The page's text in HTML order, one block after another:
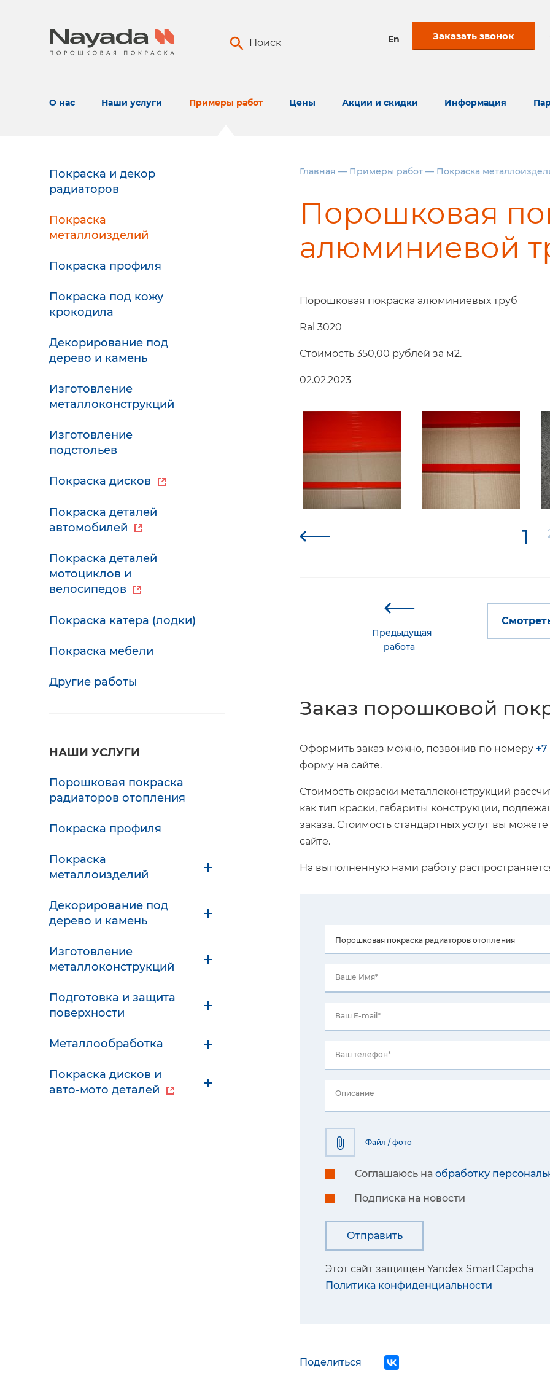
Поиск En Заказать звонок
О нас Наши услуги Примеры работ Цены Акции и скидки Информация
Покраска и декор
радиаторов
Покраска
металлоизделий
Покраска профиля
Покраска под кожу
крокодила
Декорирование под
дерево и камень
Изготовление
металлоконструкций
Изготовление
подстольев
Покраска дисков
Покраска деталей
автомобилей
Покраска деталей
мотоциклов и
велосипедов
Покраска катера (лодки)
Покраска мебели
Другие работы
НАШИ УСЛУГИ
Порошковая покраска
радиаторов отопления
Покраска профиля
Покраска
металлоизделий
Декорирование под
дерево и камень
Изготовление
металлоконструкций
Подготовка и защита
поверхности
Металлообработка
Покраска дисков и
авто-мото деталей
Главная — Примеры работ — Покраска
Порошковая
алюминиевой
Порошковая покраска алюминиевых труб
Ral 3020
Стоимость 350,00 рублей за м2.
02.02.2023
1
Предыдущая
работа
Заказ порошковой
Оформить заказ можно, позвонив по номеру
форму на сайте.
Стоимость окраски металлоконструкций
как тип краски, габариты конструкции,
заказа. Стоимость стандартных услуг вы
сайте.
На выполненную нами работу
Ваше Имя*
Ваш E-mail*
Ваш телефон*
Описание
Файл / фото
Соглашаюсь на обработку
Подписка на новости
Этот сайт защищен Yandex SmartCapcha
Политика конфиденциальности
Поделиться